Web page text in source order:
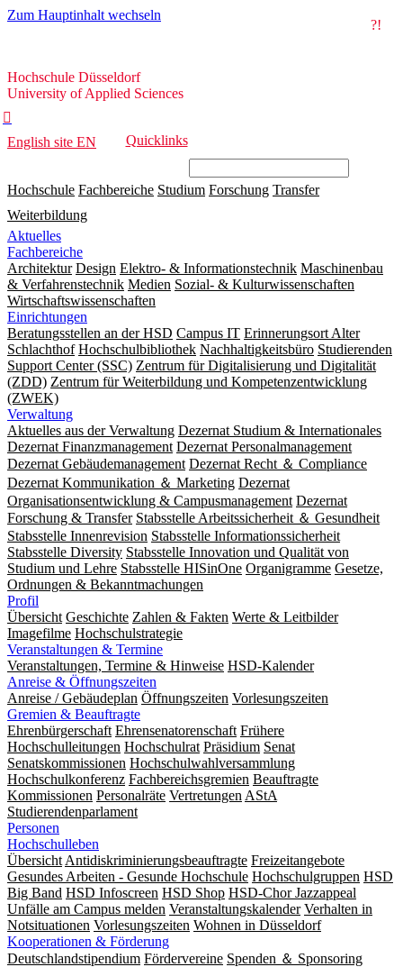
Zum Hauptinhalt wechseln
?!
Hochschule
Düsseldorf
Hochschule Düsseldorf
University of Applied Sciences

English site EN Quicklinks
Hochschule Fachbereiche Studium Forschung Transfer
Weiterbildung
Aktuelles
Fachbereiche
Architektur Design Elektro- & Informationstechnik Maschinenbau
& Verfahrenstechnik Medien Sozial- & Kulturwissenschaften
Wirtschaftswissenschaften
Einrichtungen
Beratungsstellen an der HSD Campus IT Erinnerungsort Alter
Schlachthof Hochschulbibliothek Nachhaltigkeitsbüro Studierenden
Support Center (SSC) Zentrum für Digitalisierung und Digitalität
(ZDD) Zentrum für Weiterbildung und Kompetenzentwicklung
(ZWEK)
Verwaltung
Aktuelles aus der Verwaltung Dezernat Studium & Internationales
Dezernat Finanzmanagement Dezernat Personalmanagement
Dezernat Gebäudemanagement Dezernat Recht ＆ Compliance
Dezernat Kommunikation ＆ Marketing Dezernat
Organisationsentwicklung & Campusmanagement Dezernat
Forschung & Transfer Stabsstelle Arbeitssicherheit ＆ Gesundheit
Stabsstelle Innenrevision Stabsstelle In­for­ma­ti­ons­sicher­heit
Stabsstelle Diversity Stabsstelle Innovation und Qualität von
Studium und Lehre Stabsstelle HISinOne Organigramme Gesetze,
Ordnungen & Bekanntmachungen
Profil
Übersicht Geschichte Zahlen & Fakten Werte & Leitbilder
Imagefilme Hochschulstrategie
Veranstaltungen & Termine
Veranstaltungen, Termine & Hinweise HSD-Kalender
Anreise & Öffnungszeiten
Anreise / Gebäudeplan Öffnungszeiten Vorlesungszeiten
Gremien & Beauftragte
Ehrenbürgerschaft Ehrensenatorenschaft Frühere
Hochschulleitungen Hochschulrat Präsidium Senat
Senatskommissionen Hochschulwahlversammlung
Hochschulkonferenz Fachbereichsgremien Beauftragte
Kommissionen Personalräte Vertretungen AStA
Studierendenparlament
Personen
Hochschulleben
Übersicht Antidiskriminierungsbeauftragte Freizeitangebote
Gesundes Arbeiten - Gesunde Hochschule Hochschulgruppen HSD
Big Band HSD Infoscreen HSD Shop HSD-Chor Jazzappeal
Unfälle am Campus melden Veranstaltungskalender Verhalten in
Notsituationen Vorlesungszeiten Wohnen in Düsseldorf
Kooperationen & Förderung
Deutschlandstipendium Fördervereine Spenden ＆ Sponsoring